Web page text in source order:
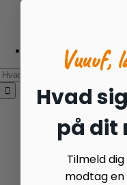
WooCommerce Cart
Sortér efter
Sortér efter
Sortér efter
Sortér efter
Dato
Sortér efter
Vuuuf,
Hvad
på dit
Tilmeld
modtag en